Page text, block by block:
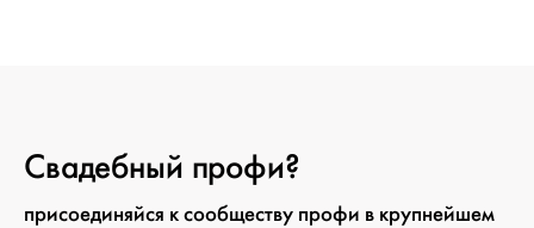
Свадебный профи?
присоединяйся к сообществу профи в крупнейшем